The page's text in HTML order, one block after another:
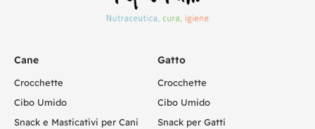
Cane
Crocchette
Cibo Umido
Snack e Masticativi per Cani
Gatto
Crocchette
Cibo Umido
Snack per Gatti